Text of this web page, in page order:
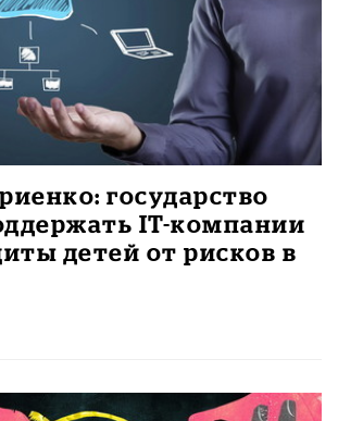
государство
IT-компании
детей от рисков в